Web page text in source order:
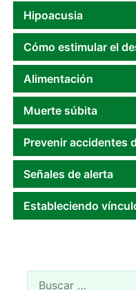
Hipoacusia
Cómo estimular el
Alimentación
Muerte súbita
Prevenir accidentes
Señales de alerta
Estableciendo